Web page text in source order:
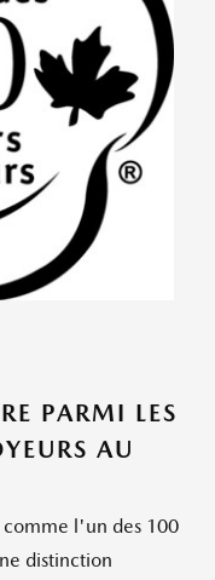
PARMI LES
AU
comme l'un des 100
distinction